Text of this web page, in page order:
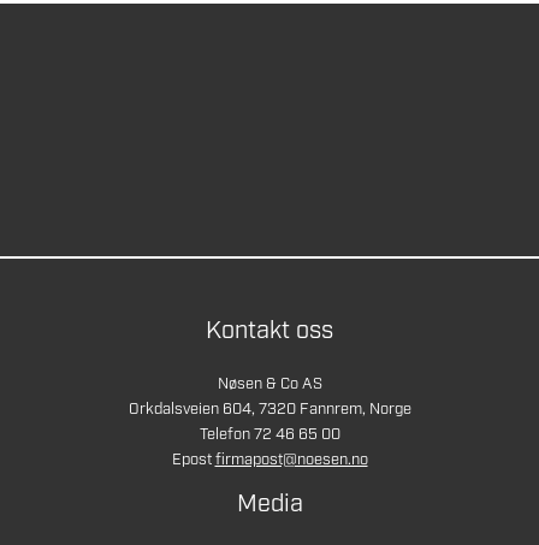
Kontakt oss
Nøsen & Co AS
Orkdalsveien 604, 7320 Fannrem, Norge
Telefon 72 46 65 00
Epostfirmapost@noesen.no
Media